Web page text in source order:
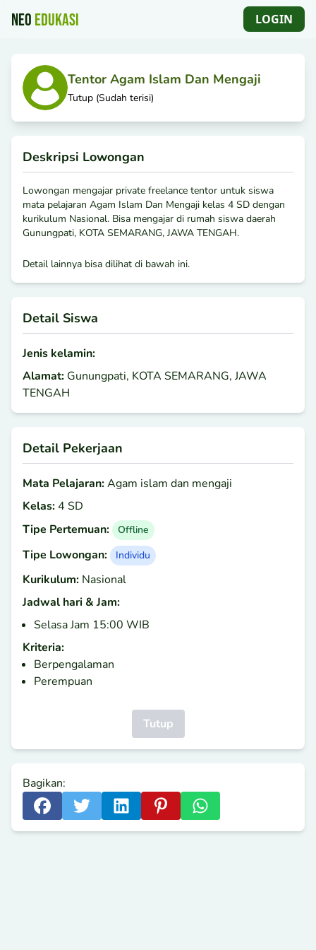
NEO EDUKASI LOGIN
Tentor Agam Islam Dan Mengaji
Tutup (Sudah terisi)
Deskripsi Lowongan
Lowongan mengajar private freelance tentor untuk siswa
mata pelajaran Agam Islam Dan Mengaji kelas 4 SD dengan
kurikulum Nasional. Bisa mengajar di rumah siswa daerah
Gunungpati, KOTA SEMARANG, JAWA TENGAH.
Detail lainnya bisa dilihat di bawah ini.
Detail Siswa
Jenis kelamin:
Alamat: Gunungpati, KOTA SEMARANG, JAWA
TENGAH
Detail Pekerjaan
Mata Pelajaran:Agam islam dan mengaji
Kelas:4 SD
Tipe Pertemuan:
Offline
Tipe Lowongan: Individu
Kurikulum: Nasional
Jadwal hari & Jam:
Selasa Jam 15:00 WIB
Kriteria:
Berpengalaman
Perempuan
Tutup
Bagikan: